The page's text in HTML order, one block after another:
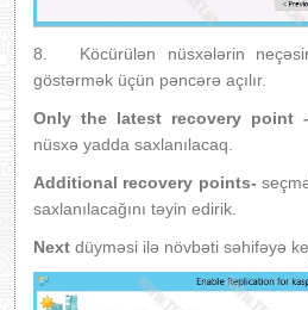
8. Köcürülən nüsxələrin
göstərmək üçün pəncərə açılır.
Only the latest recovery point
nüsxə yadda saxlanılacaq.
Additional recovery points-
saxlanılacağını təyin edirik.
Next düyməsi ilə növbəti səhifəyə